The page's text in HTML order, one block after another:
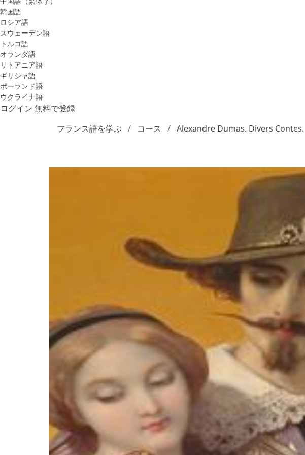
韓国語
ロシア語
スウェーデン語
トルコ語
オランダ語
リトアニア語
ギリシャ語
ポーランド語
ウクライナ語
ログイン 無料で登録
フランス語を学ぶ
コース Alexandre Dumas. Divers Contes.